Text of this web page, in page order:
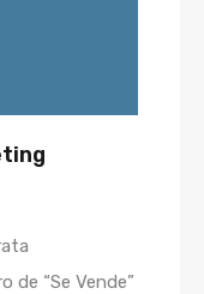
de “Se Vende”